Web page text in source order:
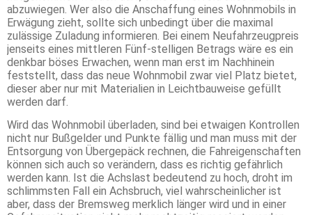
abzuwiegen. Wer also die Anschaffung eines Wohnmobils in
Erwägung zieht, sollte sich unbedingt über die maximal
zulässige Zuladung informieren. Bei einem Neufahrzeugpreis
jenseits eines mittleren Fünf-stelligen Betrags wäre es ein
denkbar böses Erwachen, wenn man erst im Nachhinein
feststellt, dass das neue Wohnmobil zwar viel Platz bietet,
dieser aber nur mit Materialien in Leichtbauweise gefüllt
werden darf.
Wird das Wohnmobil überladen, sind bei etwaigen Kontrollen
nicht nur Bußgelder und Punkte fällig und man muss mit der
Entsorgung von Übergepäck rechnen, die Fahreigenschaften
können sich auch so verändern, dass es richtig gefährlich
werden kann. Ist die Achslast bedeutend zu hoch, droht im
schlimmsten Fall ein Achsbruch, viel wahrscheinlicher ist
aber, dass der Bremsweg merklich länger wird und in einer